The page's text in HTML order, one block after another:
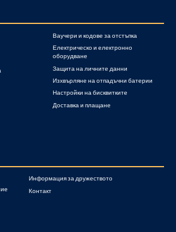
Ваучери и кодове за отстъпка
Електрическо и електронно
оборудване
Защита на личните данни
Изхвърляне на отпадъчни батерии
Настройки на бисквитките
Доставка и плащане
Информация за дружеството
Контакт